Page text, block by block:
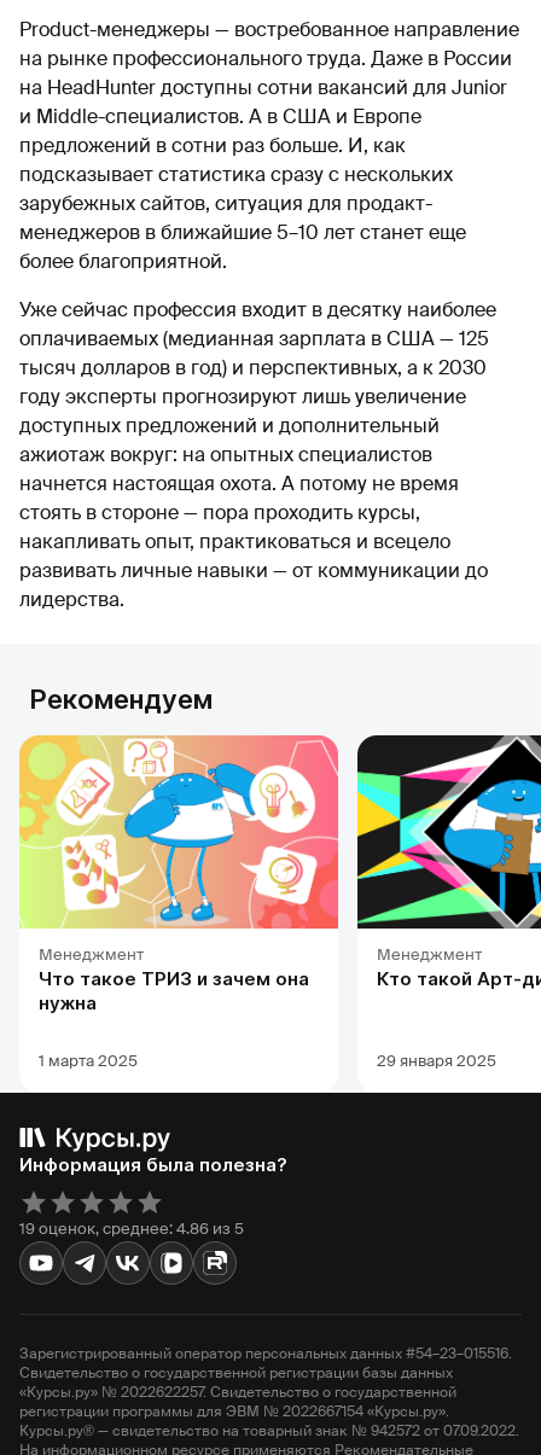
Product-менеджеры — востребованное направление
на рынке профессионального труда. Даже в России
на HeadHunter доступны сотни вакансий для Junior
и Middle-специалистов. А в США и Европе
предложений в сотни раз больше. И, как
подсказывает статистика сразу с нескольких
зарубежных сайтов, ситуация для продакт-
менеджеров в ближайшие 5–10 лет станет еще
более благоприятной.
Уже сейчас профессия входит в десятку наиболее
оплачиваемых (медианная зарплата в США — 125
тысяч долларов в год) и перспективных, а к 2030
году эксперты прогнозируют лишь увеличение
доступных предложений и дополнительный
ажиотаж вокруг: на опытных специалистов
начнется настоящая охота. А потому не время
стоять в стороне — пора проходить курсы,
накапливать опыт, практиковаться и всецело
развивать личные навыки — от коммуникации до
лидерства.
Рекомендуем
Менеджмент
Что такое ТРИЗ и зачем она
нужна
1 марта 2025
Менеджмент
Кто такой Арт-
29 января 2025
Информация была полезна?
19 оценок, среднее: 4.86 из 5
Зарегистрированный оператор персональных данных #54–23–015516.
Свидетельство о государственной регистрации базы данных
«Курсы.ру» № 2022622257. Свидетельство о государственной
регистрации программы для ЭВМ № 2022667154 «Курсы.ру».
Курсы.ру® — свидетельство на товарный знак № 942572 от 07.09.2022.
На информационном ресурсе применяются Рекомендательные